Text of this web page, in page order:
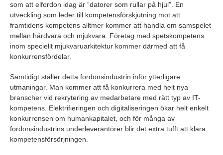
som att elfordon idag är ”datorer som rullar på hjul”. En
utveckling som leder till kompetensförskjutning mot att
framtidens kompetens alltmer kommer att handla om samspelet
mellan hårdvara och mjukvara. Företag med spetskompetens
inom speciellt mjukvaruarkitektur kommer därmed att få
konkurrensfördelar.
Samtidigt ställer detta fordonsindustrin inför ytterligare
utmaningar. Man kommer att få konkurrera med helt nya
branscher vid rekrytering av medarbetare med rätt typ av IT-
kompetens. Elektrifieringen och digitaliseringen ökar helt enkelt
konkurrensen om humankapitalet, och för många av
fordonsindustrins underleverantörer blir det extra tufft att klara
kompetensförsörjningen.